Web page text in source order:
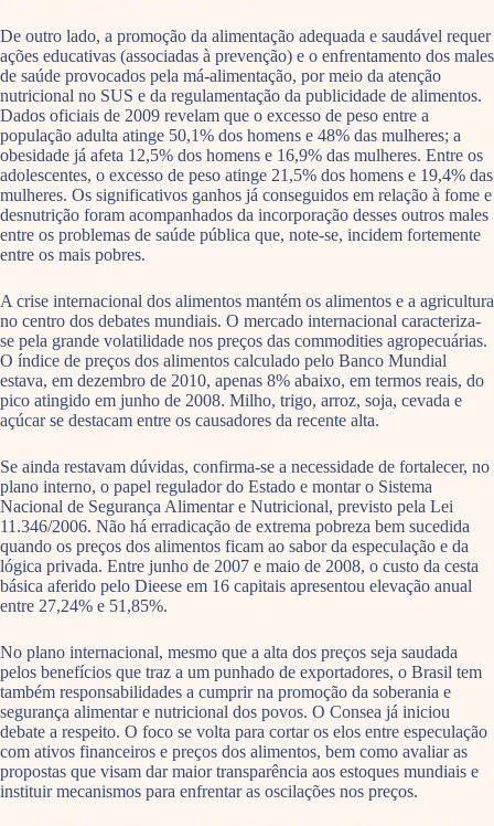
De outro lado, a promoção da alimentação adequada e saudável requer
ações educativas (associadas à prevenção) e o enfrentamento dos males
de saúde provocados pela má-alimentação, por meio da atenção
nutricional no SUS e da regulamentação da publicidade de alimentos.
Dados oficiais de 2009 revelam que o excesso de peso entre a
população adulta atinge 50,1% dos homens e 48% das mulheres; a
obesidade já afeta 12,5% dos homens e 16,9% das mulheres. Entre os
adolescentes, o excesso de peso atinge 21,5% dos homens e 19,4% das
mulheres. Os significativos ganhos já conseguidos em relação à fome e
desnutrição foram acompanhados da incorporação desses outros males
entre os problemas de saúde pública que, note-se, incidem fortemente
entre os mais pobres.
A crise internacional dos alimentos mantém os alimentos e a agricultura
no centro dos debates mundiais. O mercado internacional caracteriza-
se pela grande volatilidade nos preços das commodities agropecuárias.
O índice de preços dos alimentos calculado pelo Banco Mundial
estava, em dezembro de 2010, apenas 8% abaixo, em termos reais, do
pico atingido em junho de 2008. Milho, trigo, arroz, soja, cevada e
açúcar se destacam entre os causadores da recente alta.
Se ainda restavam dúvidas, confirma-se a necessidade de fortalecer, no
plano interno, o papel regulador do Estado e montar o Sistema
Nacional de Segurança Alimentar e Nutricional, previsto pela Lei
11.346/2006. Não há erradicação de extrema pobreza bem sucedida
quando os preços dos alimentos ficam ao sabor da especulação e da
lógica privada. Entre junho de 2007 e maio de 2008, o custo da cesta
básica aferido pelo Dieese em 16 capitais apresentou elevação anual
entre 27,24% e 51,85%.
No plano internacional, mesmo que a alta dos preços seja saudada
pelos benefícios que traz a um punhado de exportadores, o Brasil tem
também responsabilidades a cumprir na promoção da soberania e
segurança alimentar e nutricional dos povos. O Consea já iniciou
debate a respeito. O foco se volta para cortar os elos entre especulação
com ativos financeiros e preços dos alimentos, bem como avaliar as
propostas que visam dar maior transparência aos estoques mundiais e
instituir mecanismos para enfrentar as oscilações nos preços.